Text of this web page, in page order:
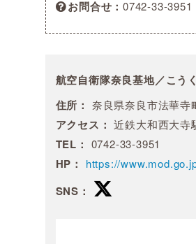
お問合せ 0742-33-3951
航空自衛隊奈良基地／こう
住所： 奈良県奈良市法華寺
アクセス： 近鉄大和西大寺
TEL： 0742-33-3951
HP： https://
SNS：